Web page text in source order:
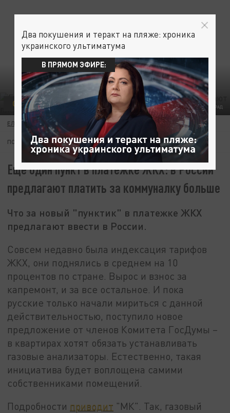
ФОТО: ЦАРЬГРАД
ОБЩЕСТВО
ЕЛИЗАВЕТА КОРОЛЕВА 06 ДЕКАБРЯ 08:01
ПОДПИШИТЕСЬ:
Еще один пункт в платежке ЖКХ: в России
предлагают платить за коммуналку больше
Что за новый "пунктик" в платежке ЖКХ
предлагают ввести в России.
Совсем недавно была индексация тарифов
ЖКХ, они поднялись в среднем на 10
процентов по стране. Вырос и взнос за
капремонт, и за все остальное. И пока
русские только начали мириться с данной
действительностью, поступило новое
предложение от членов Комитета ГосДумы –
в квартирах хотят обязать устанавливать
газовые анализаторы. Естественно, такая
инициатива будет воплощена самими
собственниками помещений.
Подробности приводит "МК". Так, газовый
Два покушения и теракт на пляже: хроника
украинского ультиматума
В ПРЯМОМ ЭФИРЕ: